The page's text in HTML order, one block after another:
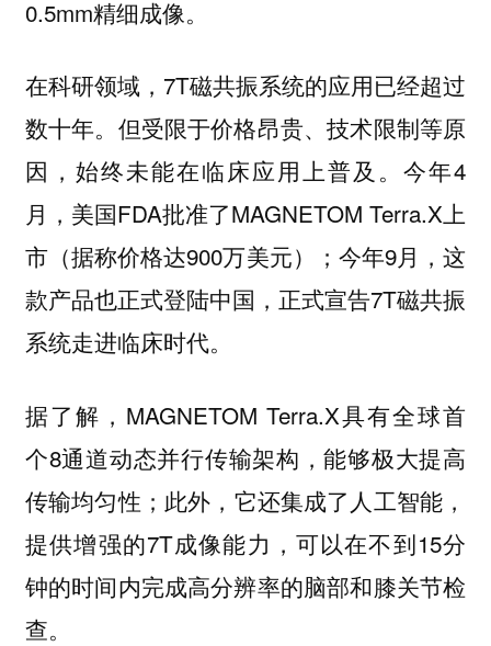
0.5mm精细成像。
在科研领域，7T磁共振系统的应用已经超过
数十年。但受限于价格昂贵、技术限制等原
因，始终未能在临床应用上普及。今年4
月，美国FDA批准了MAGNETOM Terra.X上
市（据称价格达900万美元）；今年9月，这
款产品也正式登陆中国，正式宣告7T磁共振
系统走进临床时代。
据了解，MAGNETOM Terra.X具有全球首
个8通道动态并行传输架构，能够极大提高
传输均匀性；此外，它还集成了人工智能，
提供增强的7T成像能力，可以在不到15分
钟的时间内完成高分辨率的脑部和膝关节检
查。